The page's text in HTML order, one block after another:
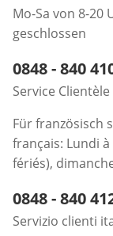
Mo-Sa von 8-20
geschlossen
0848 - 840
Service
Für französisch
français: Lundi
fériés),
0848 - 840
Servizio clienti